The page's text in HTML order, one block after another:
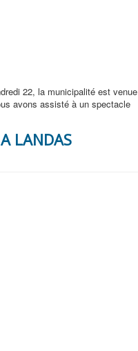
22, la municipalité est venue
avons assisté à un spectacle
LANDAS